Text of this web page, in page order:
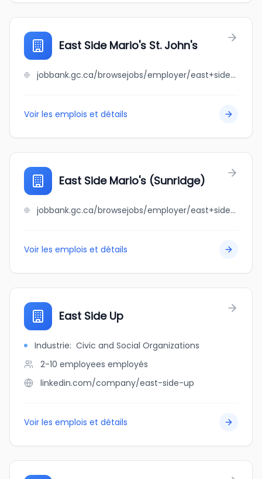
East Side Mario's St. John's
jobbank.gc.ca/browsejobs/employer/east+side+mario%27s+st.+john%27s/ca
Voir les emplois et détails
East Side Mario's (Sunridge)
jobbank.gc.ca/browsejobs/employer/east+side+mario%27s+%28sunridge%29/ca
Voir les emplois et détails
East Side Up
Industrie: Civic and Social Organizations
2-10 employees employés
linkedin.com/company/east-side-up
Voir les emplois et détails